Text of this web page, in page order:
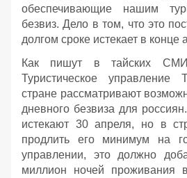
обеспечивающие нашим
безвиз. Дело в том, что это
долгом сроке истекает в конце
Как пишут в тайских
Туристическое
стране рассматривают
дневного безвиза для
истекают 30 апреля, но в
продлить его минимум на
управлении, это должно
миллион ночей проживания